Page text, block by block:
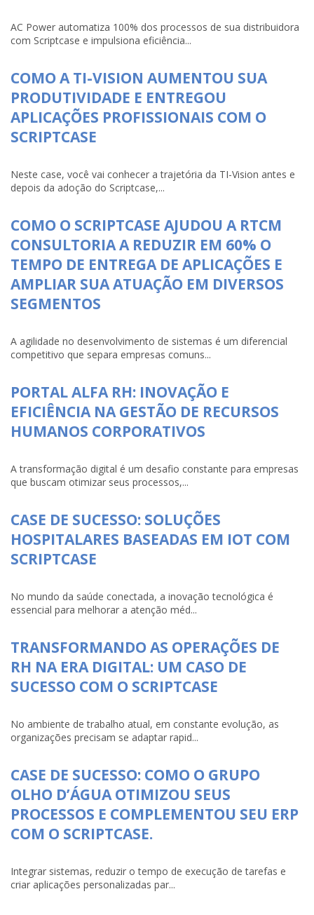
AC Power automatiza 100% dos processos de sua distribuidora
com Scriptcase e impulsiona eficiência...
COMO A TI-VISION AUMENTOU SUA
PRODUTIVIDADE E ENTREGOU
APLICAÇÕES PROFISSIONAIS COM O
SCRIPTCASE
Neste case, você vai conhecer a trajetória da TI-Vision antes e
depois da adoção do Scriptcase,...
COMO O SCRIPTCASE AJUDOU A RTCM
CONSULTORIA A REDUZIR EM 60% O
TEMPO DE ENTREGA DE APLICAÇÕES E
AMPLIAR SUA ATUAÇÃO EM DIVERSOS
SEGMENTOS
A agilidade no desenvolvimento de sistemas é um diferencial
competitivo que separa empresas comuns...
PORTAL ALFA RH: INOVAÇÃO E
EFICIÊNCIA NA GESTÃO DE RECURSOS
HUMANOS CORPORATIVOS
A transformação digital é um desafio constante para empresas
que buscam otimizar seus processos,...
CASE DE SUCESSO: SOLUÇÕES
HOSPITALARES BASEADAS EM IOT COM
SCRIPTCASE
No mundo da saúde conectada, a inovação tecnológica é
essencial para melhorar a atenção méd...
TRANSFORMANDO AS OPERAÇÕES DE
RH NA ERA DIGITAL: UM CASO DE
SUCESSO COM O SCRIPTCASE
No ambiente de trabalho atual, em constante evolução, as
organizações precisam se adaptar rapid...
CASE DE SUCESSO: COMO O GRUPO
OLHO D’ÁGUA OTIMIZOU SEUS
PROCESSOS E COMPLEMENTOU SEU ERP
COM O SCRIPTCASE.
Integrar sistemas, reduzir o tempo de execução de tarefas e
criar aplicações personalizadas par...